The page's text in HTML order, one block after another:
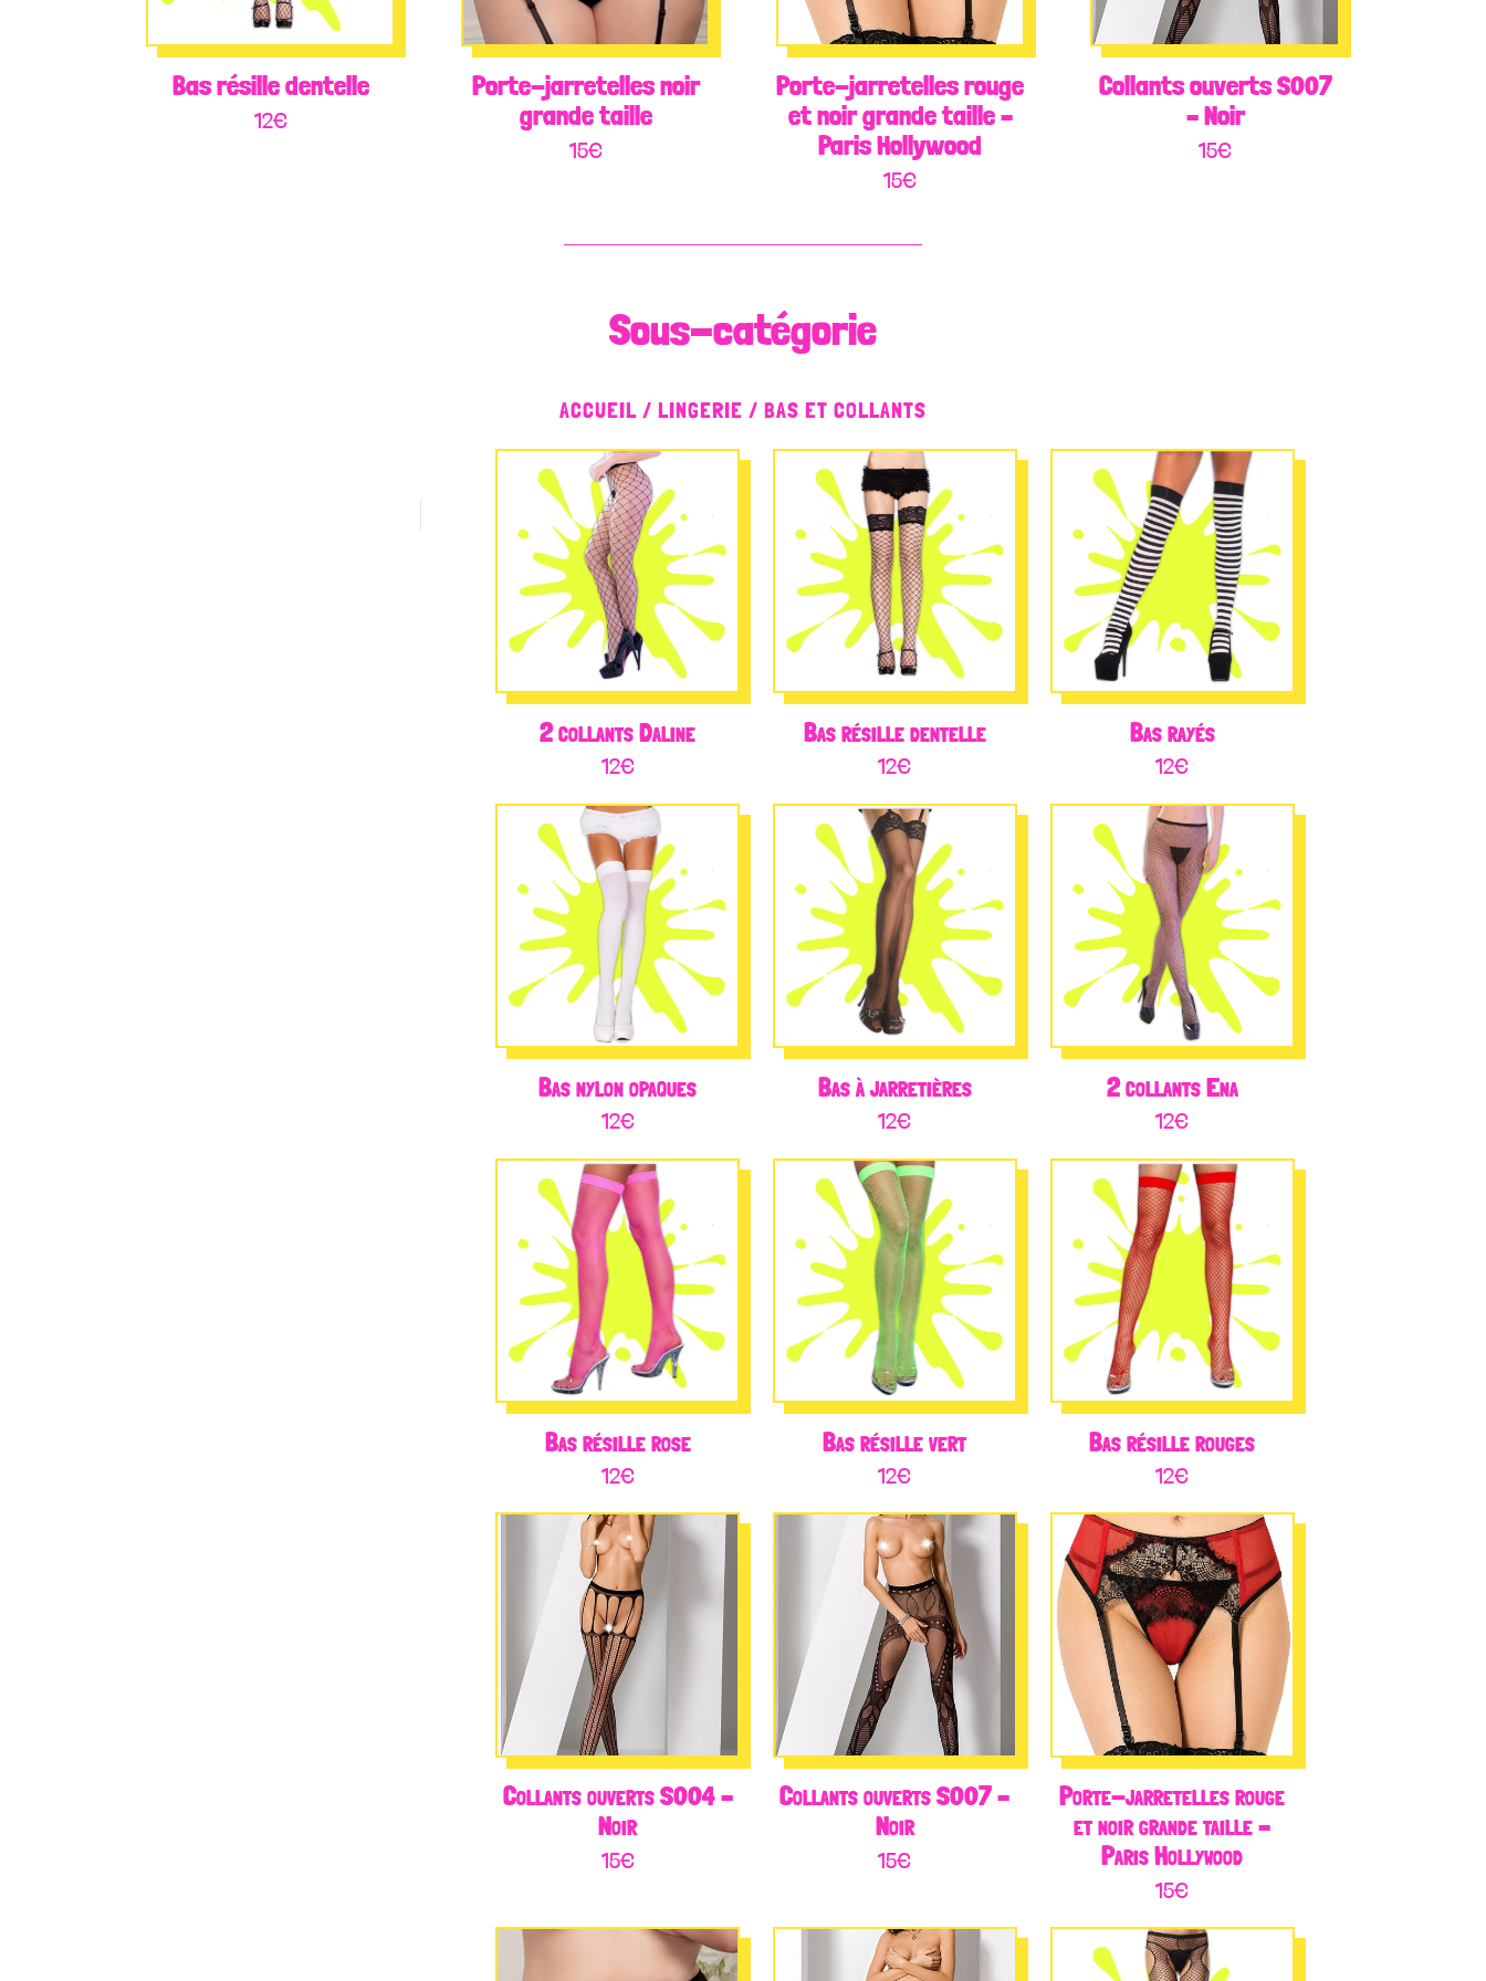
Bas résille dentelle
12€
Porte-jarretelles noir
grande taille
15€
Porte-jarretelles rouge
et noir grande taille –
Paris Hollywood
15€
Collants ouverts S007
– Noir
15€
Sous-catégorie
ACCUEIL / LINGERIE / BAS ET COLLANTS
2 collants Daline
12€
Bas résille dentelle
12€
Bas rayés
12€
Bas nylon opaques
12€
Bas à jarretières
12€
2 collants Ena
12€
Bas résille rose
12€
Bas résille vert
12€
Bas résille rouges
12€
Collants ouverts S004 –
Noir
15€
Collants ouverts S007 –
Noir
15€
Porte-jarretelles rouge
et noir grande taille –
Paris Hollywood
15€